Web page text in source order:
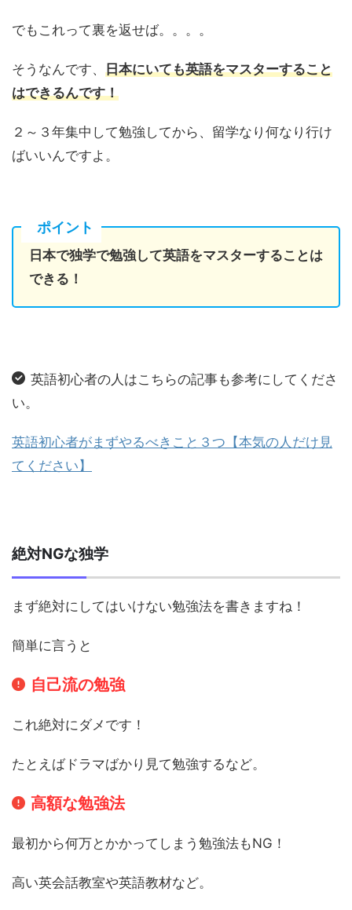
でもこれって裏を返せば。。。。
そうなんです、 日本にいても英語をマスターすること
はできるんです！
２～３年集中して勉強してから、留学なり何なり行け
ばいいんですよ。
ポイント
日本で独学で勉強して英語をマスターすることは
できる！
英語初心者の人はこちらの記事も参考にしてくださ
い。
英語初心者がまずやるべきこと３つ【本気の人だけ見
てください】
絶対NGな独学
まず絶対にしてはいけない勉強法を書きますね！
簡単に言うと
自己流の勉強
これ絶対にダメです！
たとえばドラマばかり見て勉強するなど。
高額な勉強法
最初から何万とかかってしまう勉強法もNG！
高い英会話教室や英語教材など。